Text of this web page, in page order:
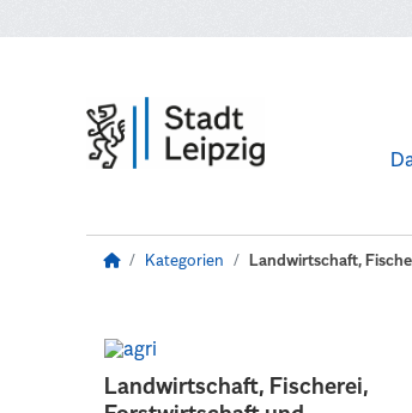
Kategorien Landwirtschaft,
Landwirtschaft, Fischerei,